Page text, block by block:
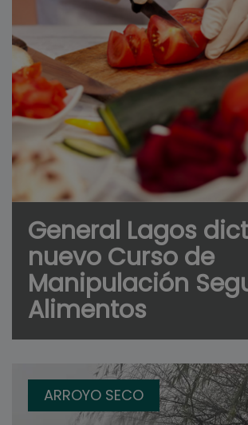
General Lagos
nuevo Curso de
Manipulación
Alimentos
ARROYO SECO